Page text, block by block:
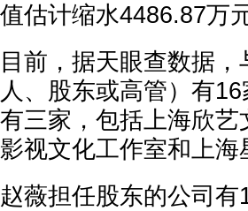
值估计缩水4486.87万元
目前，据天眼查数据
人、股东或高管）有
有三家，包括上海欣
影视文化工作室和上
赵薇担任股东的公司